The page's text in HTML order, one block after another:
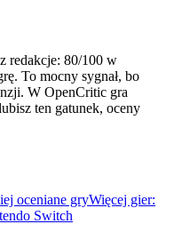
redakcje: 80/100 w
To mocny sygnał, bo
W OpenCritic gra
ten gatunek, oceny
oceniane gryWięcej gier:
Switch